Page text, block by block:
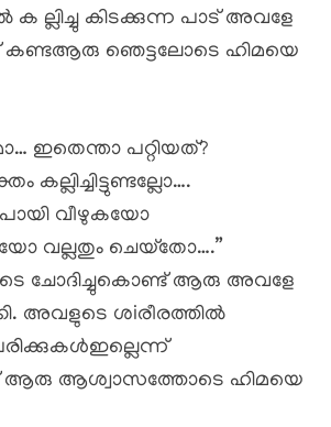
ക ല്ലിച്ചു കിടക്കുന്ന പാട് അവളേ
കണ്ടആരു ഞെട്ടലോടെ ഹിമയെ
ഇതെന്താ പറ്റിയത്?
കല്ലിച്ചിട്ടുണ്ടല്ലോ….
പോയി വീഴുകയോ
വല്ലതും ചെയ്‌തോ….”
ചോദിച്ചുകൊണ്ട് ആരു അവളേ
അവളുടെ ശiരീരത്തിൽ
ആരു ആശ്വാസത്തോടെ ഹിമയെ